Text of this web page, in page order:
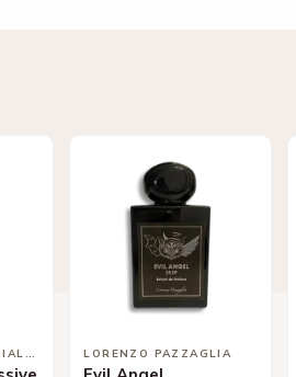
LES EAUX PRIMORDIALES LORENZO PAZZAGLIA